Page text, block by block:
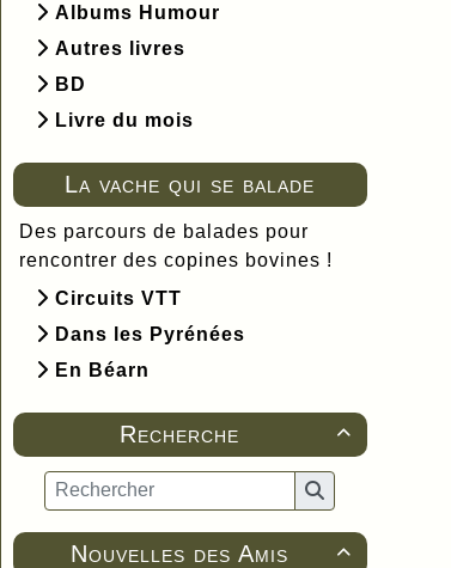
Albums Humour
Autres livres
BD
Livre du mois
La vache qui se balade
Des parcours de balades pour
rencontrer des copines bovines !
Circuits VTT
Dans les Pyrénées
En Béarn

Recherche

Nouvelles des Amis